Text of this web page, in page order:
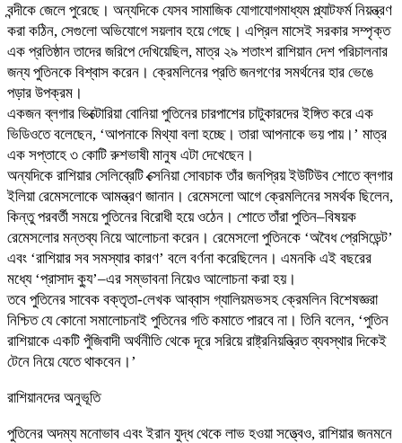
বন্দীকে জেলে পুরেছে। অন্যদিকে যেসব সামাজিক যোগাযোগমাধ্যম প্ল্যাটফর্ম নিয়ন্ত্রণ
করা কঠিন, সেগুলো অভিযোগে সয়লাব হয়ে গেছে। এপ্রিল মাসেই সরকার সম্পৃক্ত
এক প্রতিষ্ঠান তাদের জরিপে দেখিয়েছিল, মাত্র ২৯ শতাংশ রাশিয়ান দেশ পরিচালনার
জন্য পুতিনকে বিশ্বাস করেন। ক্রেমলিনের প্রতি জনগণের সমর্থনের হার ভেঙে
পড়ার উপক্রম।
একজন ব্লগার ভিক্টোরিয়া বোনিয়া পুতিনের চারপাশের চাটুকারদের ইঙ্গিত করে এক
ভিডিওতে বলেছেন, ‘আপনাকে মিথ্যা বলা হচ্ছে। তারা আপনাকে ভয় পায়।’ মাত্র
এক সপ্তাহে ৩ কোটি রুশভাষী মানুষ এটা দেখেছেন।
অন্যদিকে রাশিয়ার সেলিব্রেটি ক্সেনিয়া সোবচাক তাঁর জনপ্রিয় ইউটিউব শোতে ব্লগার
ইলিয়া রেমেসলোকে আমন্ত্রণ জানান। রেমেসলো আগে ক্রেমলিনের সমর্থক ছিলেন,
কিন্তু পরবর্তী সময়ে পুতিনের বিরোধী হয়ে ওঠেন। শোতে তাঁরা পুতিন–বিষয়ক
রেমেসলোর মন্তব্য নিয়ে আলোচনা করেন। রেমেসলো পুতিনকে ‘অবৈধ প্রেসিডেন্ট’
এবং ‘রাশিয়ার সব সমস্যার কারণ’ বলে বর্ণনা করেছিলেন। এমনকি এই বছরের
মধ্যে ‘প্রাসাদ ক্যু’–এর সম্ভাবনা নিয়েও আলোচনা করা হয়।
তবে পুতিনের সাবেক বক্তৃতা-লেখক আব্বাস গ্যালিয়মভসহ ক্রেমলিন বিশেষজ্ঞরা
নিশ্চিত যে কোনো সমালোচনাই পুতিনের গতি কমাতে পারবে না। তিনি বলেন, ‘পুতিন
রাশিয়াকে একটি পুঁজিবাদী অর্থনীতি থেকে দূরে সরিয়ে রাষ্ট্রনিয়ন্ত্রিত ব্যবস্থার দিকেই
টেনে নিয়ে যেতে থাকবেন।’
রাশিয়ানদের অনুভূতি
পুতিনের অদম্য মনোভাব এবং ইরান যুদ্ধ থেকে লাভ হওয়া সত্ত্বেও, রাশিয়ার জনমনে